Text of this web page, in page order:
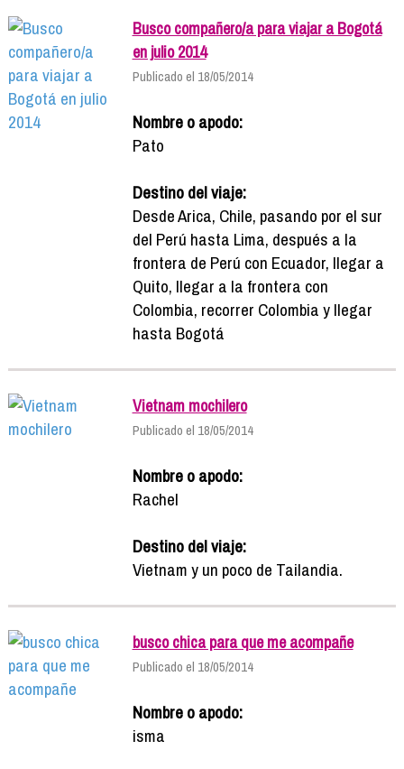
Busco compañero/a para viajar a Bogotá
en julio 2014
Publicado el 18/05/2014
Nombre o apodo:
Pato
Destino del viaje:
Desde Arica, Chile, pasando por el sur
del Perú hasta Lima, después a la
frontera de Perú con Ecuador, llegar a
Quito, llegar a la frontera con
Colombia, recorrer Colombia y llegar
hasta Bogotá
Vietnam mochilero
Publicado el 18/05/2014
Nombre o apodo:
Rachel
Destino del viaje:
Vietnam y un poco de Tailandia.
busco chica para que me acompañe
Publicado el 18/05/2014
Nombre o apodo:
isma